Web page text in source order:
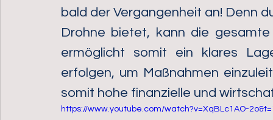
bald der Vergangenheit an! Denn
Drohne bietet, kann die
ermöglicht somit ein klares
erfolgen, um Maßnahmen
somit hohe finanzielle und
https://www.youtube.com/watch?v=XqBLc1AO-